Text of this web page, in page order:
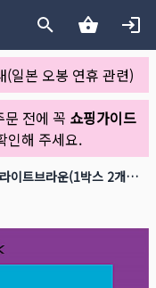
일본 오봉 연휴 관련)
전에 꼭 쇼핑가이드
인해 주세요.
Knock knock 원먼스 555라이트브라운(1박스 2개들이)